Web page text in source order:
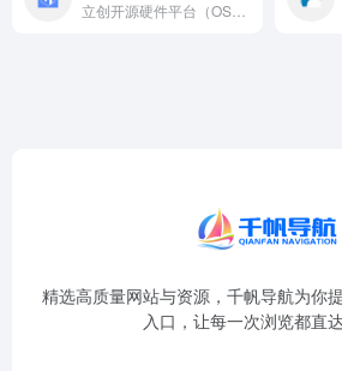
精选高质量网站与资源，千帆导航为你
入口，让每一次浏览都直达